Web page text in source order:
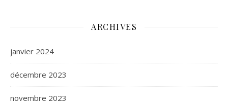
ARCHIVES
janvier 2024
décembre 2023
novembre 2023